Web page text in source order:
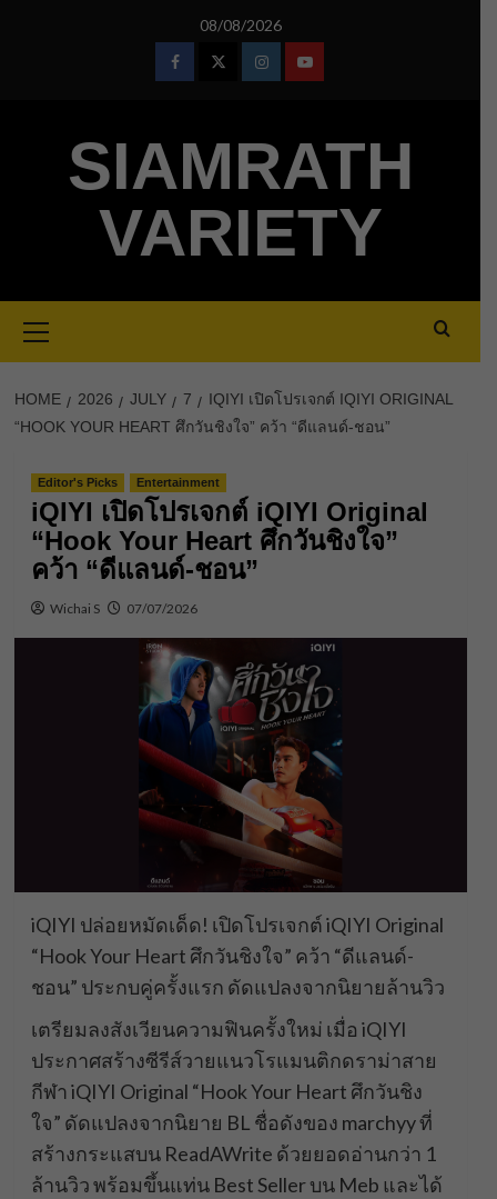
08/08/2026
FacebookTwitterInstagramYoutube
SIAMRATH
VARIETY
Menu
HOME 2026 JULY 7
IQIYI เปิดโปรเจกต์ IQIYI ORIGINAL
“HOOK YOUR HEART ศึกวันชิงใจ” คว้า “ดีแลนด์-ชอน”
Editor's Picks Entertainment
iQIYI เปิดโปรเจกต์ iQIYI Original
“Hook Your Heart ศึกวันชิงใจ”
คว้า “ดีแลนด์-ชอน”
Wichai S 07/07/2026
iQIYI ปล่อยหมัดเด็ด! เปิดโปรเจกต์ iQIYI Original
“Hook Your Heart ศึกวันชิงใจ” คว้า “ดีแลนด์-
ชอน” ประกบคู่ครั้งแรก ดัดแปลงจากนิยายล้านวิว
เตรียมลงสังเวียนความฟินครั้งใหม่ เมื่อ iQIYI
ประกาศสร้างซีรีส์วายแนวโรแมนติกดราม่าสาย
กีฬา iQIYI Original “Hook Your Heart ศึกวันชิง
ใจ” ดัดแปลงจากนิยาย BL ชื่อดังของ marchyy ที่
สร้างกระแสบน ReadAWrite ด้วยยอดอ่านกว่า 1
ล้านวิว พร้อมขึ้นแท่น Best Seller บน Meb และได้